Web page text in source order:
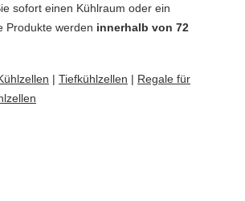
sofort einen Kühlraum oder ein
Produkte werden innerhalb von 72
| Tiefkühlzellen | Regale für